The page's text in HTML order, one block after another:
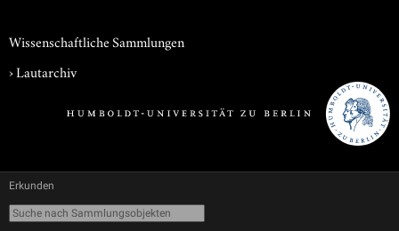
Wissenschaftliche Sammlungen
›Lautarchiv
Erkunden